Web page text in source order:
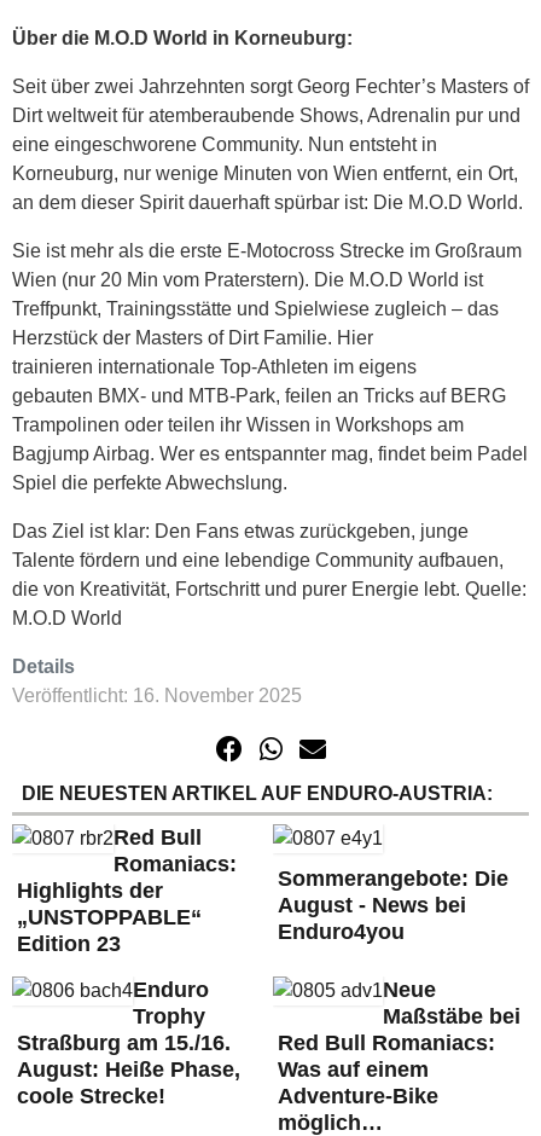
Über die M.O.D World in Korneuburg:
Seit über zwei Jahrzehnten sorgt Georg Fechter’s Masters of
Dirt weltweit für atemberaubende Shows, Adrenalin pur und
eine eingeschworene Community. Nun entsteht in
Korneuburg, nur wenige Minuten von Wien entfernt, ein Ort,
an dem dieser Spirit dauerhaft spürbar ist: Die M.O.D World.
Sie ist mehr als die erste E-Motocross Strecke im Großraum
Wien (nur 20 Min vom Praterstern). Die M.O.D World ist
Treffpunkt, Trainingsstätte und Spielwiese zugleich – das
Herzstück der Masters of Dirt Familie. Hier
trainieren internationale Top-Athleten im eigens
gebauten BMX- und MTB-Park, feilen an Tricks auf BERG
Trampolinen oder teilen ihr Wissen in Workshops am
Bagjump Airbag. Wer es entspannter mag, findet beim Padel
Spiel die perfekte Abwechslung.
Das Ziel ist klar: Den Fans etwas zurückgeben, junge
Talente fördern und eine lebendige Community aufbauen,
die von Kreativität, Fortschritt und purer Energie lebt. Quelle:
M.O.D World
Details
Veröffentlicht: 16. November 2025
DIE NEUESTEN ARTIKEL AUF ENDURO-AUSTRIA:
Red Bull
Romaniacs:
Highlights der
„UNSTOPPABLE“
Edition 23
Sommerangebote: Die
August - News bei
Enduro4you
Enduro
Trophy
Straßburg am 15./16.
August: Heiße Phase,
coole Strecke!
Neue
Maßstäbe bei
Red Bull Romaniacs:
Was auf einem
Adventure-Bike
möglich…